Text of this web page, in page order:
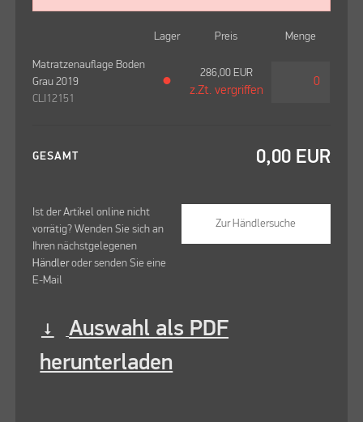
Lager Preis Menge
Matratzenauflage Boden
Grau 2019
CLI12151
●
286,00 EUR
z.Zt. vergriffen
GESAMT 0,00 EUR
Ist der Artikel online nicht
vorrätig? Wenden Sie sich an
Ihren nächstgelegenen
Händleroder senden Sie eine
E-Mail
Zur Händlersuche
vertical_align_bottom
Auswahl als PDF
herunterladen